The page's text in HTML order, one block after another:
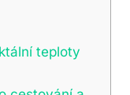
teploty